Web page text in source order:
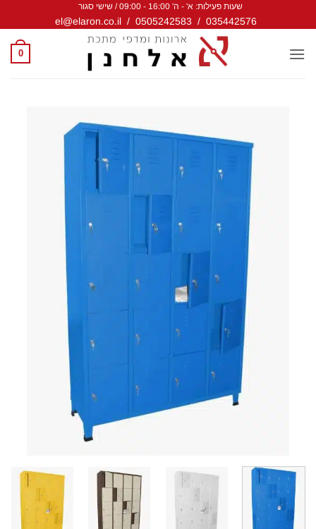
שעות פעילות: א' - ה' 16:00 - 09:00 / שישי סגור
035442576
/
0505242583
/
el@elaron.co.il
0